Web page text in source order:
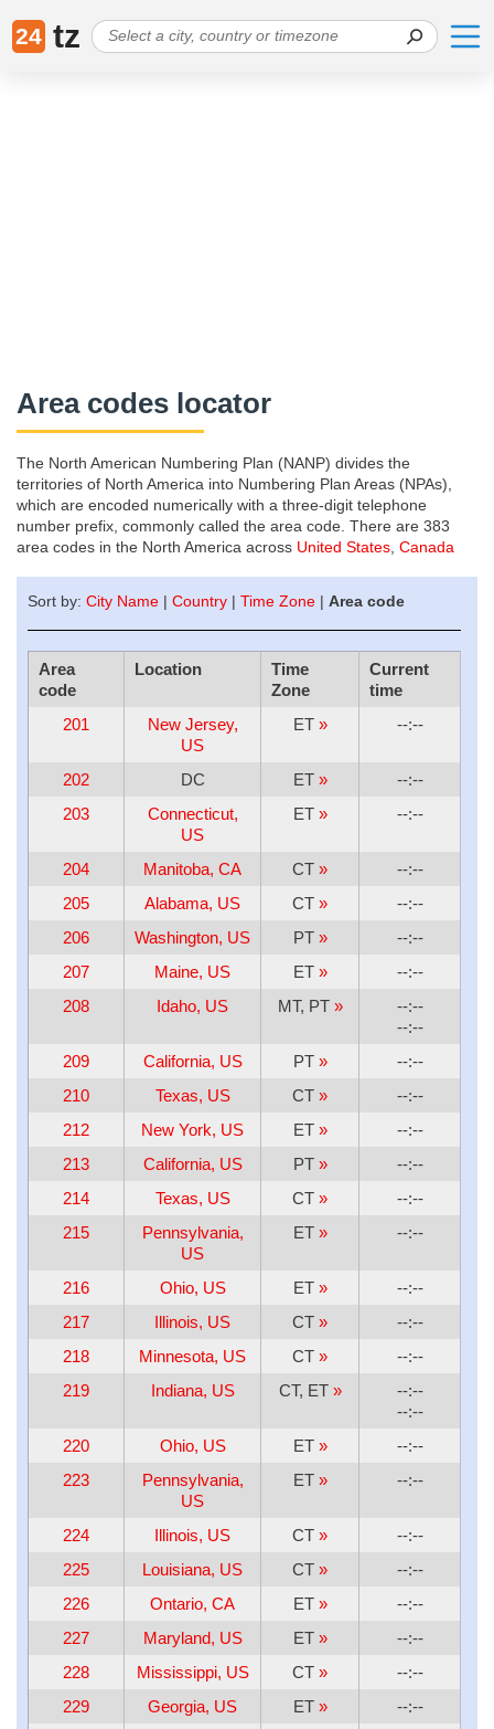
24 tz
Area codes locator
The North American Numbering Plan (NANP) divides the
territories of North America into Numbering Plan Areas (NPAs),
which are encoded numerically with a three-digit telephone
number prefix, commonly called the area code. There are 383
area codes in the North America across United States Canada
Sort by: City Name Country Time Zone Area code
Area
code
Location
Time
Zone
Current
time
201
New Jersey,
US
ET » --:--
202 DC ET »
--:--
203
Connecticut,
US
ET » --:--
204 Manitoba, CA CT »
--:--
205
Alabama, US CT »
--:--
206
Washington, US PT »
--:--
207
Maine, US ET »
--:--
208
Idaho, US MT, PT »
--:--
--:--
209
California, US PT »
--:--
210
Texas, US CT »
--:--
212
New York, US ET »
--:--
213
California, US PT »
--:--
214
Texas, US CT »
--:--
215
Pennsylvania,
US
ET » --:--
216 Ohio, US ET »
--:--
217
Illinois, US CT »
--:--
218
Minnesota, US CT »
--:--
219
Indiana, US CT, ET »
--:--
--:--
220
Ohio, US ET »
--:--
223
Pennsylvania,
US
ET » --:--
224 Illinois, US CT »
--:--
225
Louisiana, US CT »
--:--
226
Ontario, CA ET »
--:--
227
Maryland, US ET »
--:--
228
Mississippi, US CT »
--:--
229
Georgia, US ET »
--:--